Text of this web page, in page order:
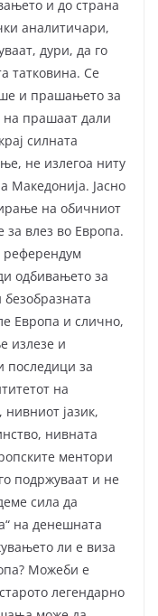
и до страна
аналитичари,
дури, да го
татковина. Се
и прашањето за
прашаат дали
силната
не излегоа ниту
Македонија. Јасно
на обичниот
за влез во Европа.
референдум
одбивањето за
Европа и слично,
излезе и
последици за
на
јазик,
нивната
ментори
подржуваат и не
сила да
на денешната
ли е виза
Можеби е
легендарно